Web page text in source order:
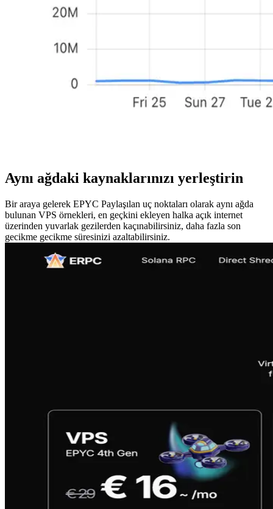
Aynı ağdaki kaynaklarınızı yerleştirin
Bir araya gelerek EPYC Paylaşılan uç noktaları olarak aynı ağda
bulunan VPS örnekleri, en geçkini ekleyen halka açık internet
üzerinden yuvarlak gezilerden kaçınabilirsiniz, daha fazla son
gecikme gecikme süresinizi azaltabilirsiniz.